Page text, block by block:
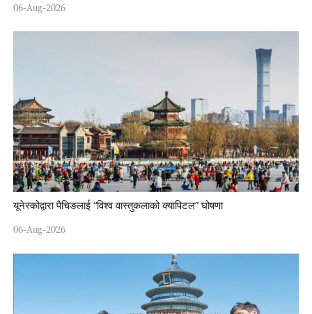
06-Aug-2026
यूनेस्कोद्वारा पैचिङलाई “विश्व वास्तुकलाको क्यापिटल” घोषणा
06-Aug-2026